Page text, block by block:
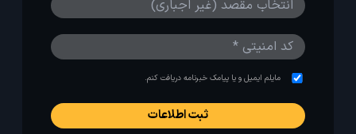
مایلم ایمیل و یا پیامک خبرنامه دریافت کنم.